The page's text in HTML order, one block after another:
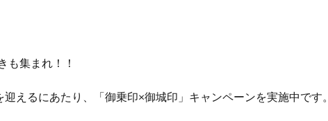
も集まれ！！
えるにあたり、「御乗印×御城印」キャンペーンを実施中です。